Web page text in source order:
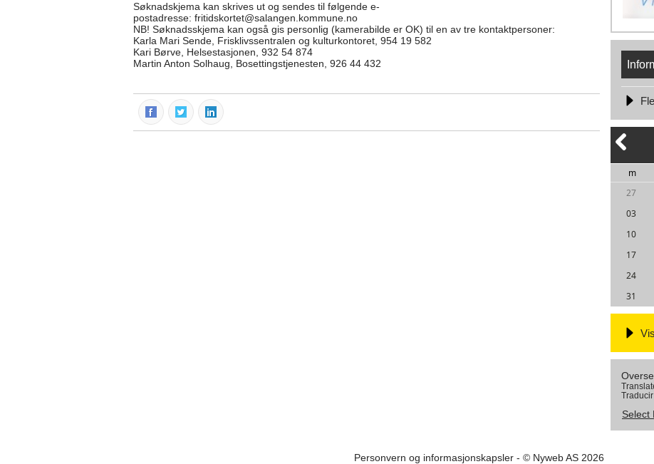
m
27
03
10
17
24
31
Select
Søknadskjema kan skrives ut og sendes til følgende e-
postadresse: fritidskortet@salangen.kommune.no
NB! Søknadsskjema kan også gis personlig (kamerabilde er OK) til en av tre kontaktpersoner:
Karla Mari Sende, Frisklivssentralen og kulturkontoret, 954 19 582
Kari Børve, Helsestasjonen, 932 54 874
Martin Anton Solhaug, Bosettingstjenesten, 926 44 432
Personvern og informasjonskapsler- © Nyweb AS 2026